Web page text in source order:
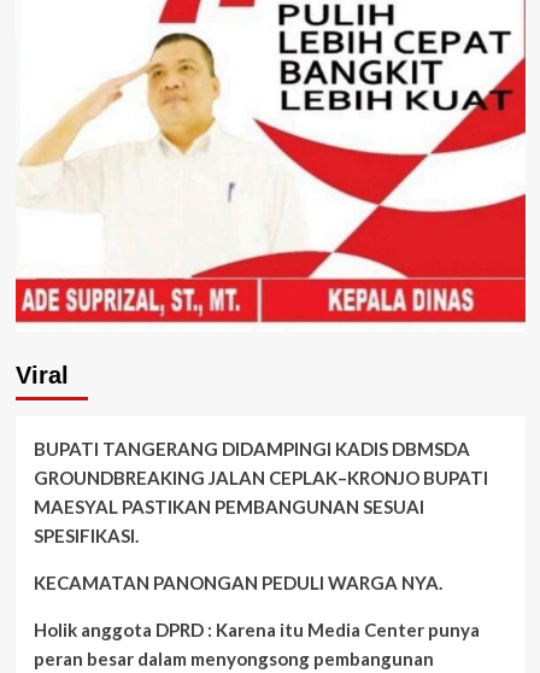
Viral
BUPATI TANGERANG DIDAMPINGI KADIS DBMSDA
GROUNDBREAKING JALAN CEPLAK–KRONJO BUPATI
MAESYAL PASTIKAN PEMBANGUNAN SESUAI
SPESIFIKASI.
KECAMATAN PANONGAN PEDULI WARGA NYA.
Holik anggota DPRD : Karena itu Media Center punya
peran besar dalam menyongsong pembangunan